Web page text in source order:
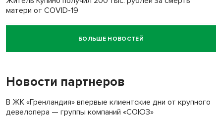
матери от COVID-19
Новосибирский суд наказал водителя за смерть
пенсионерки на вокзале
«Мы живём на пастбище!»: в новосибирском селе лошади
терроризируют жителей
БОЛЬШЕ НОВОСТЕЙ
Новости партнеров
В ЖК «Гренландия» впервые клиентские дни от крупного
девелопера — группы компаний «СОЮЗ»